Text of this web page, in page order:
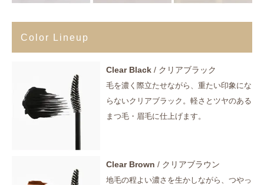
Color Lineup
Clear Black / クリアブラック
毛を濃く際立たせながら、重たい印象にな
らないクリアブラック。軽さとツヤのある
まつ毛・眉毛に仕上げます。
Clear Brown / クリアブラウン
地毛の程よい濃さを生かしながら、つやっ